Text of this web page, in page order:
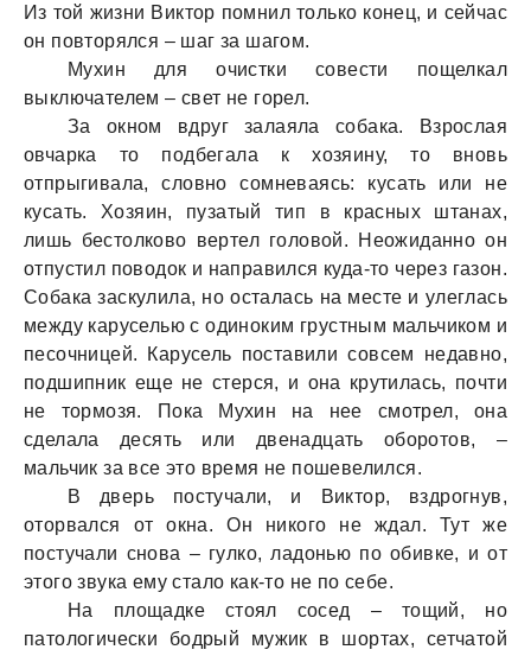
Из той жизни Виктор помнил только конец, и сейчас
он повторялся – шаг за шагом.
Мухин для очистки совести пощелкал
выключателем – свет не горел.
За окном вдруг залаяла собака. Взрослая
овчарка то подбегала к хозяину, то вновь
отпрыгивала, словно сомневаясь: кусать или не
кусать. Хозяин, пузатый тип в красных штанах,
лишь бестолково вертел головой. Неожиданно он
отпустил поводок и направился куда-то через газон.
Собака заскулила, но осталась на месте и улеглась
между каруселью с одиноким грустным мальчиком и
песочницей. Карусель поставили совсем недавно,
подшипник еще не стерся, и она крутилась, почти
не тормозя. Пока Мухин на нее смотрел, она
сделала десять или двенадцать оборотов, –
мальчик за все это время не пошевелился.
В дверь постучали, и Виктор, вздрогнув,
оторвался от окна. Он никого не ждал. Тут же
постучали снова – гулко, ладонью по обивке, и от
этого звука ему стало как-то не по себе.
На площадке стоял сосед – тощий, но
патологически бодрый мужик в шортах, сетчатой